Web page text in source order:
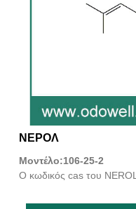
ΝΕΡΟΛ
Μοντέλο:106-25-2
Ο κωδικός cas του